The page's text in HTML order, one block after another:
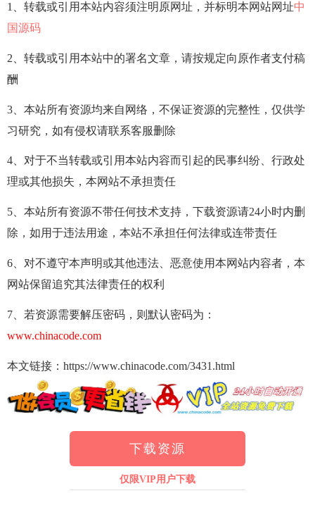
1、转载或引用本站内容须注明原网址，并标明本网站网址中
国源码
2、转载或引用本站中的署名文章，请按规定向原作者支付稿
酬
3、本站所有资源均来自网络，不保证资源的完整性，仅供学
习研究，如有侵权请联系客服删除
4、对于不当转载或引用本站内容而引起的民事纠纷、行政处
理或其他损失，本网站不承担责任
5、本站所有资源不带任何技术支持，下载资源请24小时内删
除，如用于违法用途，本站不承担任何法律或连带责任
6、对不遵守本声明或其他违法、恶意使用本网站内容者，本
网站保留追究其法律责任的权利
7、若资源需要解压密码，则默认密码为：
www.chinacode.com
本文链接：https://www.chinacode.com/3431.html
下载资源
仅限VIP用户下载